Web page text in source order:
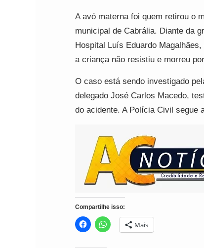
A avó materna foi quem retirou o
municipal de Cabrália. Diante da
Hospital Luís Eduardo
a criança não resistiu e morreu
O caso está sendo investigado
delegado José Carlos Macedo,
do acidente. A Polícia Civil segue
Compartilhe isso:
Mais